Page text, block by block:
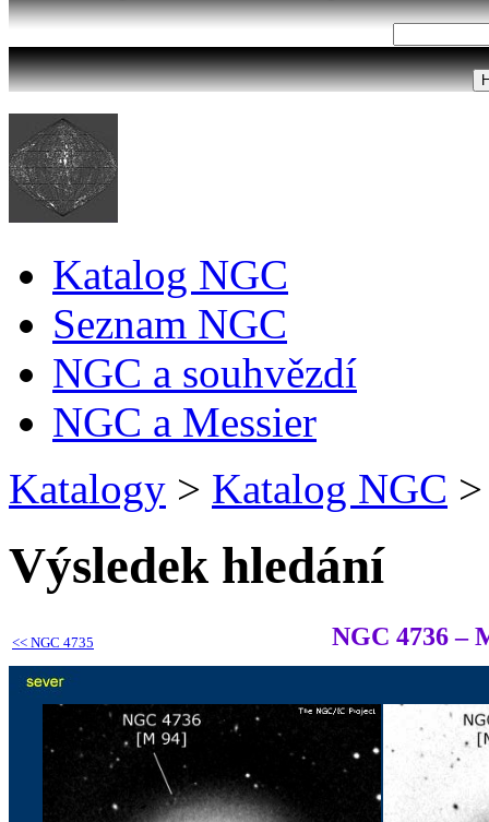
Katalog NGC
Seznam NGC
NGC a souhvězdí
NGC a Messier
Katalogy > Katalog NGC >
Výsledek hledání
<< NGC 4735 NGC 4736 –